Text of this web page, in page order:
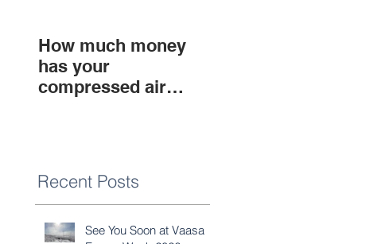
How much money
has your
compressed air
Recent Posts
See You Soon at Vaasa